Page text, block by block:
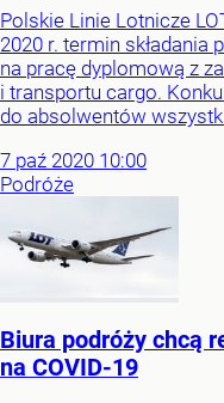
Polskie Linie Lotnicze
2020 r. termin składania
na pracę dyplomową z
i transportu cargo.
do absolwentów
7 paź 2020 10:00
Podróże
Biura podróży chcą
na COVID-19